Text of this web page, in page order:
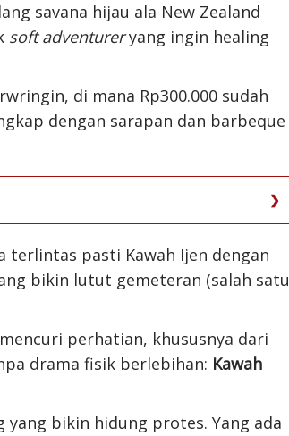
savana hijau ala New Zealand
soft adventureryang ingin healing
di mana Rp300.000 sudah
dengan sarapan dan barbeque
terlintas pasti Kawah Ijen dengan
bikin lutut gemeteran (salah satu
perhatian, khususnya dari
drama fisik berlebihan: Kawah
bikin hidung protes. Yang ada